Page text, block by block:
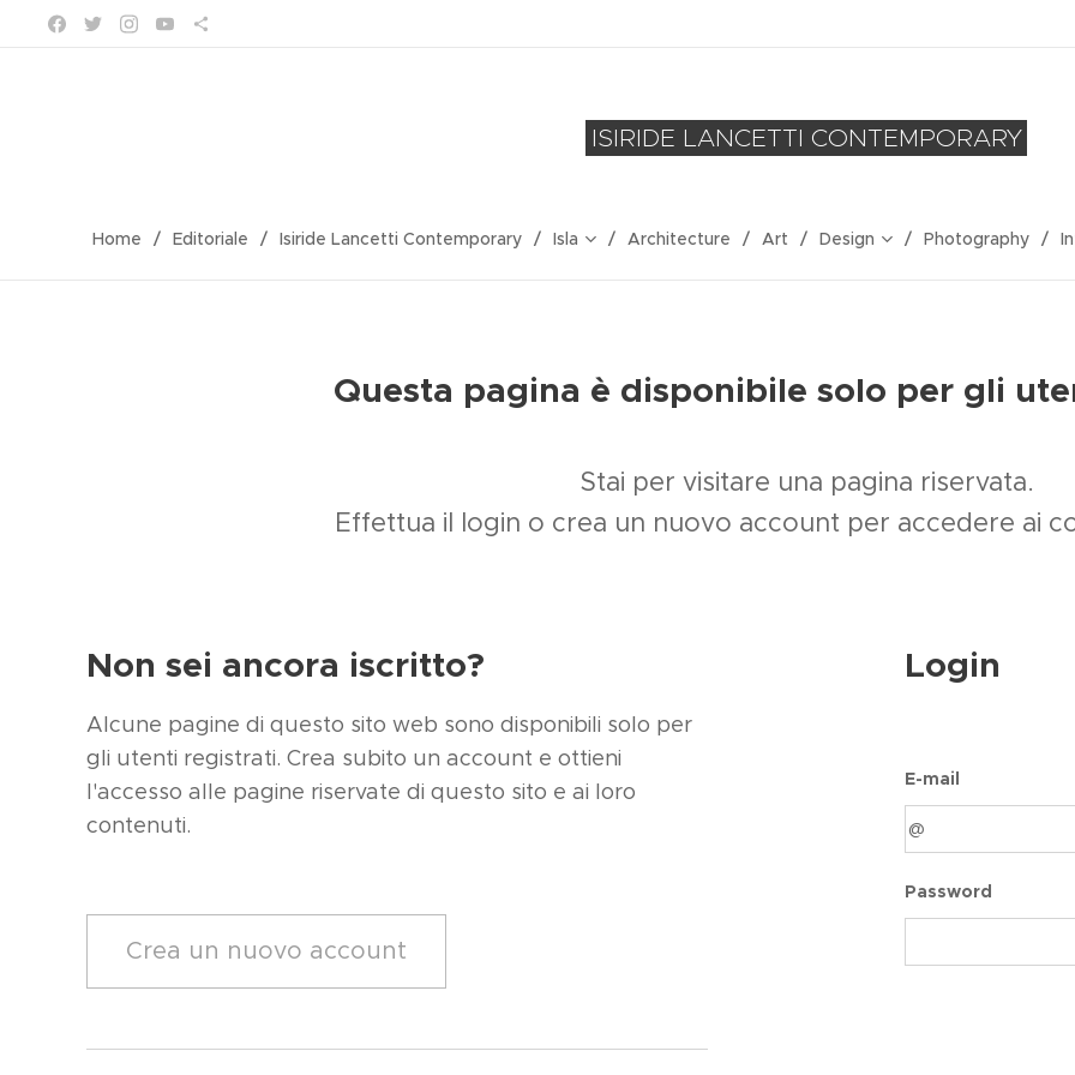
ISIRIDE LANCETTI CONTEMPORARY
Home Editoriale Isiride Lancetti Contemporary Isla Architecture Art Design Photography
Questa pagina è disponibile solo per gli
Stai per visitare una pagina riservata.
Effettua il login o crea un nuovo account per accedere ai
Non sei ancora iscritto?
Alcune pagine di questo sito web sono disponibili solo per
gli utenti registrati. Crea subito un account e ottieni
l'accesso alle pagine riservate di questo sito e ai loro
contenuti.
Crea un nuovo account
Login
E-mail
Password